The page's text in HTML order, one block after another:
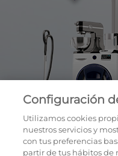
Configuración
Utilizamos cookies
nuestros servicios y
con tus preferencias
partir de tus hábitos de